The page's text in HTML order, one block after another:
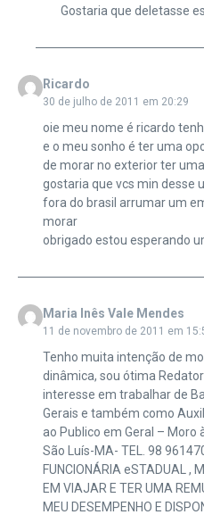
Gostaria que deletasse
Ricardo
30 de julho de 2011 em 20:29
oie meu nome é ricardo
e o meu sonho é ter uma
de morar no exterior ter
gostaria que vcs min desse
fora do brasil arrumar um
morar
obrigado estou esperando
Maria Inês Vale Mendes
11 de novembro de 2011 em
Tenho muita intenção de
dinâmica, sou ótima
interesse em trabalhar de
Gerais e também como
ao Publico em Geral – Moro
São Luís-MA- TEL. 98
FUNCIONÁRIA eSTADUAL ,
EM VIAJAR E TER UMA
MEU DESEMPENHO E